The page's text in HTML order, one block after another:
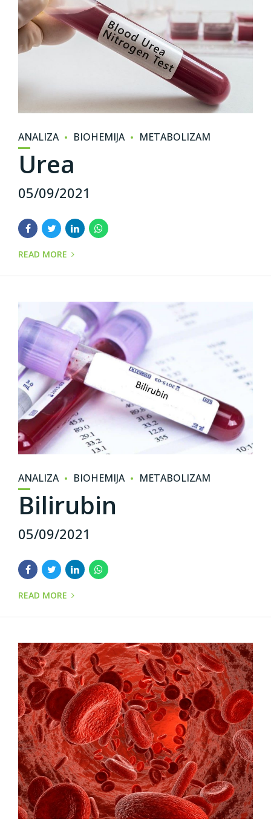
ANALIZA BIOHEMIJA METABOLIZAM
Urea
05/09/2021
READ MORE
ANALIZA BIOHEMIJA METABOLIZAM
Bilirubin
05/09/2021
READ MORE